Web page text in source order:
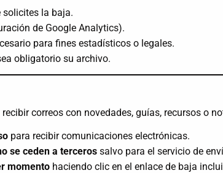
solicites la baja.
de Google Analytics).
para fines estadísticos o legales.
obligatorio su archivo.
correos con novedades, guías, recursos o
para recibir comunicaciones electrónicas.
se ceden a terceros salvo para el servicio de
momento haciendo clic en el enlace de baja